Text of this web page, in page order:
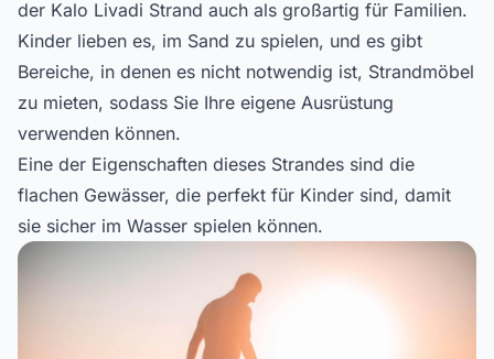
der Kalo Livadi Strand auch als großartig für Familien.
Kinder lieben es, im Sand zu spielen, und es gibt
Bereiche, in denen es nicht notwendig ist, Strandmöbel
zu mieten, sodass Sie Ihre eigene Ausrüstung
verwenden können.
Eine der Eigenschaften dieses Strandes sind die
flachen Gewässer, die perfekt für Kinder sind, damit
sie sicher im Wasser spielen können.